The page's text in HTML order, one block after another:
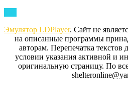
Top
Эмулятор LDPlayer. Сайт не
на описанные программы
авторам. Перепечатка текстов
условии указания активной и
оригинальную страницу. По